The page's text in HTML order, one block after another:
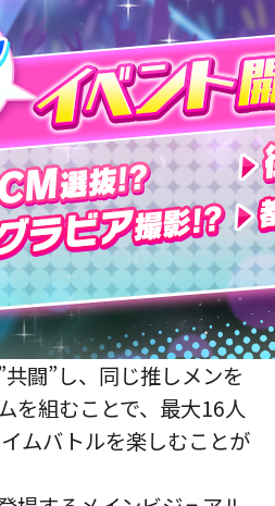
闘”し、同じ推しメンを
を組むことで、最大16人
ムバトルを楽しむことが